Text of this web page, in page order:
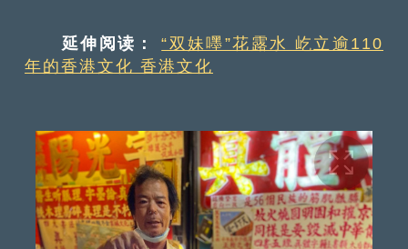
延伸阅读：
“双妹嚜”花露水 屹立逾110
年的香港文化 香港文化